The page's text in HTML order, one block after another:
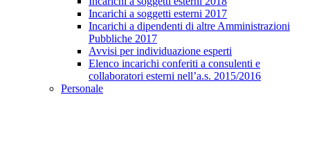
Incarichi a soggetti esterni 2017
Incarichi a dipendenti di altre Amministrazioni
Pubbliche 2017
Avvisi per individuazione esperti
Elenco incarichi conferiti a consulenti e
collaboratori esterni nell’a.s. 2015/2016
Personale